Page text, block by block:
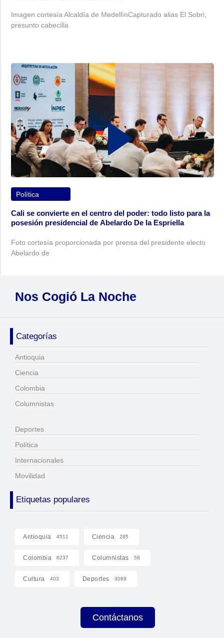
Imagen cortesía Alcaldía de MedellínCapturado alias El Sobri,
presunto cabecilla
Política
Cali se convierte en el centro del poder: todo listo para la
posesión presidencial de Abelardo De la Espriella
Foto cortesía proporcionada por prensa del presidente electo
Abelardo de
Nos Cogió La Noche
Categorías
Antioquia
Ciencia
Colombia
Columnistas
Deportes
Política
Internacionales
Movilidad
Etiquetas populares
Antioquia 4511 Ciencia 285
Colombia 6237 Columnistas 58
Cultura 403 Deportes 3069
Contáctanos